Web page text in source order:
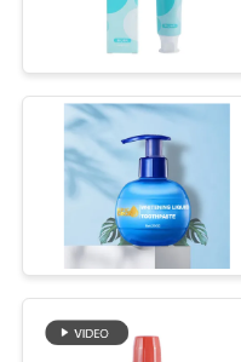
च्यूएबल
दांत सफेद
गोलियां